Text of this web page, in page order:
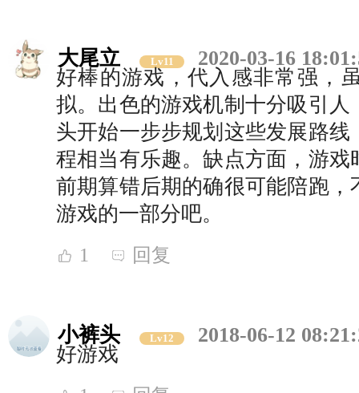
大尾立 Lv11
2020-03-16
好棒的游戏，代入感非常强，
拟。出色的游戏机制十分吸引
头开始一步步规划这些发展路
程相当有乐趣。缺点方面，游
前期算错后期的确很可能陪跑
游戏的一部分吧。
1 回复
小裤头 Lv12
2018-06-12
好游戏